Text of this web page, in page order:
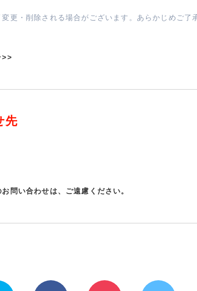
変更・削除される場合がございます。あらかじめご了
>>
先
問い合わせは、ご遠慮ください。